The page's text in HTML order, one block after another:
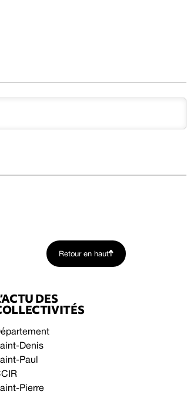
Retour en haut
DES
Denis
Paul
Pierre